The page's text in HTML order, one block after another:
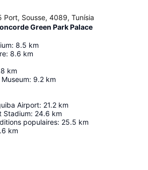
Port, Sousse, 4089, Tunísia
Green Park Palace
: 8.5 km
: 8.6 km
km
: 9.2 km
Airport: 21.2 km
Stadium: 24.6 km
populaires: 25.5 km
km